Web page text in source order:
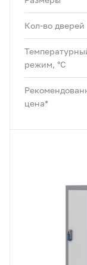
Кол-во дверей
режим, °C
цена*